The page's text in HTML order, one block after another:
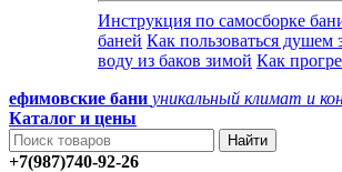
Инструкция по самосборке
баней Как пользоваться душем
воду из баков зимой Как
ефимовские бани уникальный климат и
Каталог и цены
+7(987)740-92-26